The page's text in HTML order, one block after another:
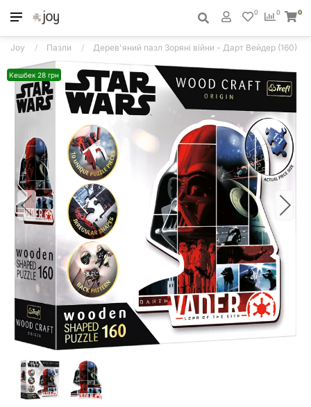
0
0 0
Joy Пазли Дерев'яний пазл Зоряні війни - Дарт Вейдер (160)
Кешбек 28 грн